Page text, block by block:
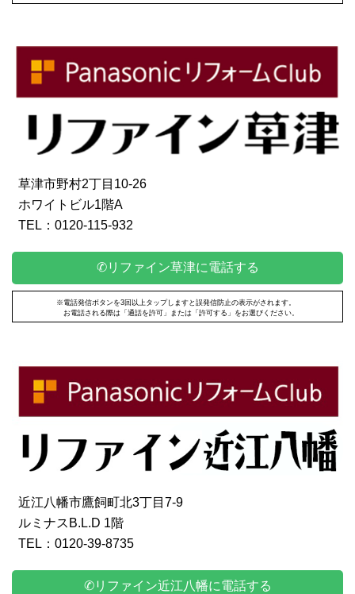
草津市野村2丁目10-26
ホワイトビル1階A
TEL：0120-115-932
✆リファイン草津に電話する
※電話発信ボタンを3回以上タップしますと誤発信防止の表示がされます。
お電話される際は「通話を許可」または「許可する」をお選びください。
近江八幡市鷹飼町北3丁目7-9
ルミナスB.L.D 1階
TEL：0120-39-8735
✆リファイン近江八幡に電話する